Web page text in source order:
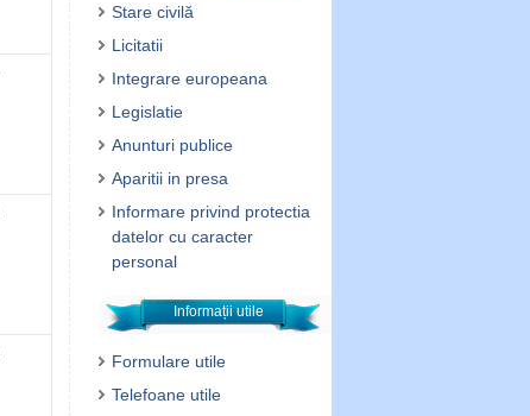
Stare civilă
Licitatii
Integrare europeana
Legislatie
Anunturi publice
Aparitii in presa
Informare privind protectia
datelor cu caracter
personal
Informații utile
Formulare utile
Telefoane utile